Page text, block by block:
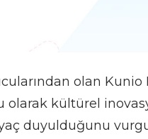
olan Kunio
olarak kültürel
duyulduğunu